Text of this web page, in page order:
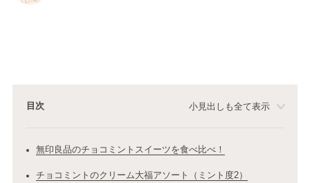
目次 小見出しも全て表示
無印良品のチョコミントスイーツを食べ比べ！
チョコミントのクリーム大福アソート（ミント度2）